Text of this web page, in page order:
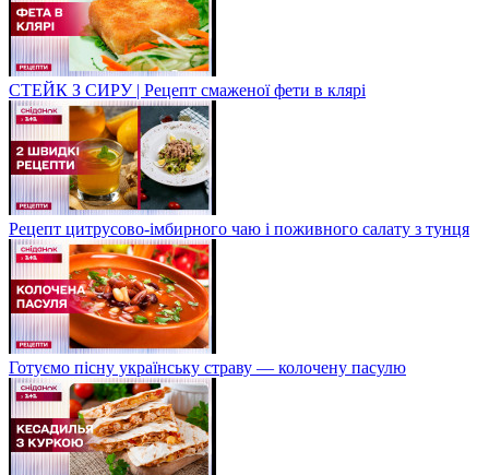
СТЕЙК З СИРУ | Рецепт смаженої фети в клярі
Рецепт цитрусово-імбирного чаю і поживного салату з тунця
Готуємо пісну українську страву — колочену пасулю